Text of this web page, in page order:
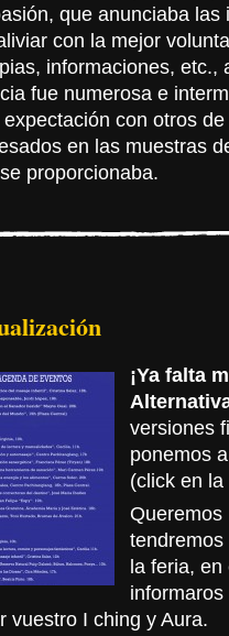
que anunciaba las
con la mejor
informaciones, etc.,
fue numerosa e
con otros
en las muestras
proporcionaba.
¡Ya falta
versiones
ponemos
(click en
Queremos
la feria,
vuestro I ching y Aura.